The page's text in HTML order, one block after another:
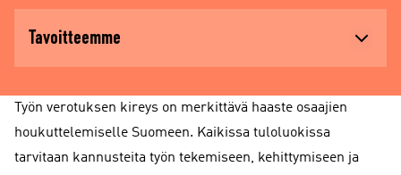
Tavoitteemme
Työn verotuksen kireys on merkittävä haaste osaajien
houkuttelemiselle Suomeen. Kaikissa tuloluokissa
tarvitaan kannusteita työn tekemiseen, kehittymiseen ja